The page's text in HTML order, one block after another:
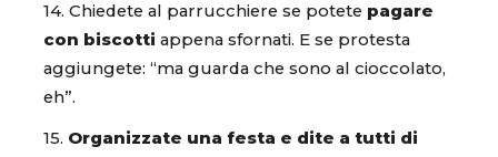
14. Chiedete al parrucchiere se potete pagare
con biscotti appena sfornati. E se protesta
aggiungete: “ma guarda che sono al cioccolato,
eh”.
15. Organizzate una festa e dite a tutti di